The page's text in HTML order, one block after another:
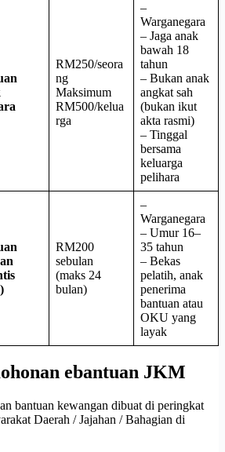
RM250/seora
ng
Maksimum
RM500/kelua
rga
–
Warganegara
– Jaga anak
bawah 18
tahun
– Bukan anak
angkat sah
(bukan ikut
akta rasmi)
– Tinggal
bersama
keluarga
pelihara
RM200
sebulan
(maks 24
bulan)
–
Warganegara
– Umur 16–
35 tahun
– Bekas
pelatih, anak
penerima
bantuan atau
OKU yang
layak
ebantuan JKM
bantuan kewangan dibuat di peringkat
Daerah / Jajahan / Bahagian di